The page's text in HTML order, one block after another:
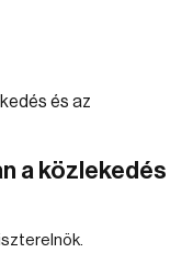
a közlekedés